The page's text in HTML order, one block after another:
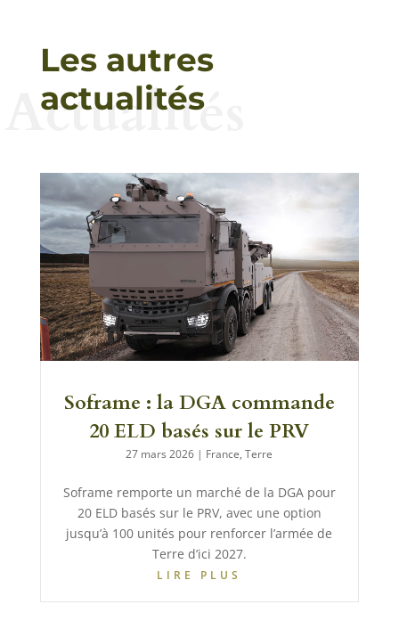
Les autres
actualités
Actualités
Soframe : la DGA commande
20 ELD basés sur le PRV
27 mars 2026 | France,Terre
Soframe remporte un marché de la DGA pour
20 ELD basés sur le PRV, avec une option
jusqu’à 100 unités pour renforcer l’armée de
Terre d’ici 2027.
LIRE PLUS